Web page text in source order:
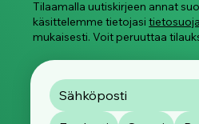
Saa tuoreimmat
Lapsia ry:ltä suoraan
Tilaamalla uutiskirjeen annat
käsittelemme tietojasi
mukaisesti. Voit peruuttaa